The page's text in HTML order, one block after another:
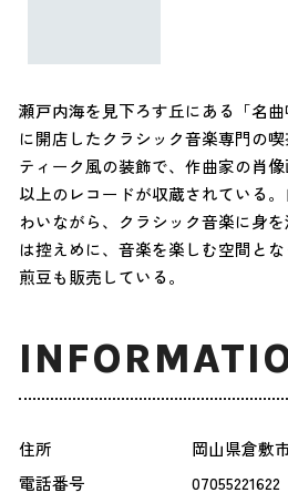
瀬戸内海を見下ろす丘にある「名
に開店したクラシック音楽専門の
ティーク風の装飾で、作曲家の肖
以上のレコードが収蔵されている
わいながら、クラシック音楽に身
は控えめに、音楽を楽しむ空間と
煎豆も販売している。
住所
岡山県倉敷
電話番号
07055221622